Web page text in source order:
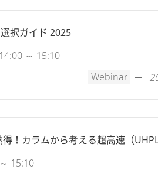
択ガイド 2025
～ 15:10
Webinar
！カラムから考える超高速（
15:10